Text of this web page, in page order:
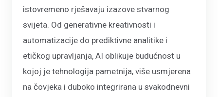
istovremeno rješavaju izazove stvarnog
svijeta. Od generativne kreativnosti i
automatizacije do prediktivne analitike i
etičkog upravljanja, AI oblikuje budućnost u
kojoj je tehnologija pametnija, više usmjerena
na čovjeka i duboko integrirana u svakodnevni